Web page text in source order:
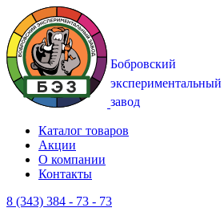
Каталог товаров
Акции
О компании
Контакты
8 (343) 384 - 73 - 73